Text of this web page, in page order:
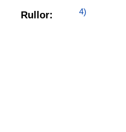
Rullor: 4)